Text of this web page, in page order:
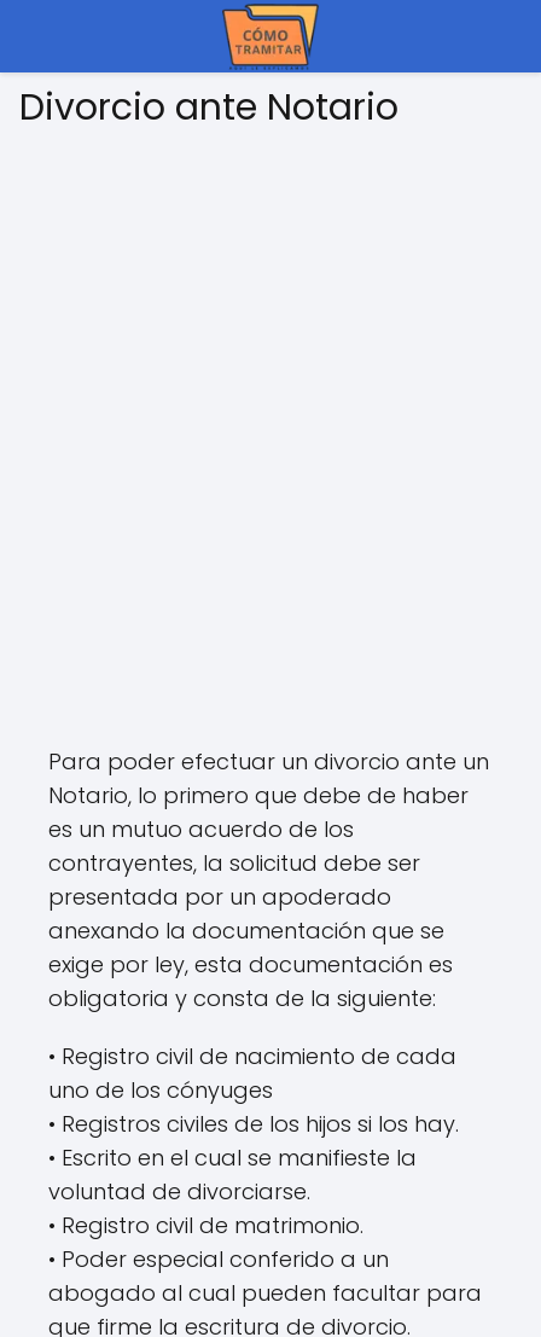
Divorcio ante Notario
Para poder efectuar un divorcio ante un
Notario, lo primero que debe de haber
es un mutuo acuerdo de los
contrayentes, la solicitud debe ser
presentada por un apoderado
anexando la documentación que se
exige por ley, esta documentación es
obligatoria y consta de la siguiente:
• Registro civil de nacimiento de cada
uno de los cónyuges
• Registros civiles de los hijos si los hay.
• Escrito en el cual se manifieste la
voluntad de divorciarse.
• Registro civil de matrimonio.
• Poder especial conferido a un
abogado al cual pueden facultar para
que firme la escritura de divorcio.